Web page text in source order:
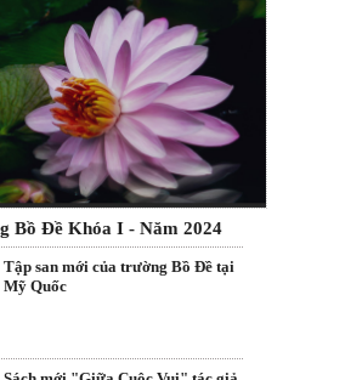
Bồ Đề Khóa I - Năm 2024
Tập san mới của trường Bồ Đề tại
Mỹ Quốc